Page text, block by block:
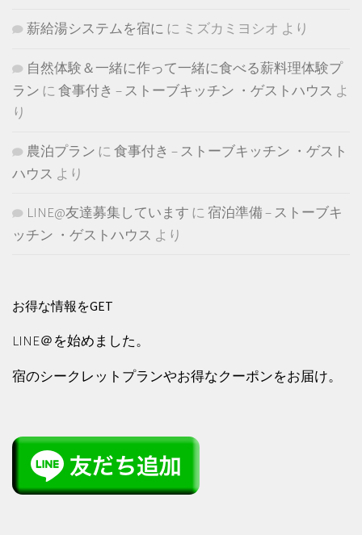
薪給湯システムを宿に に ミズカミヨシオ より
自然体験＆一緒に作って一緒に食べる薪料理体験プ
ラン に 食事付き – ストーブキッチン ・ゲストハウス よ
り
農泊プラン に 食事付き – ストーブキッチン ・ゲスト
ハウス より
LINE@友達募集しています に 宿泊準備 – ストーブキ
ッチン ・ゲストハウス より
お得な情報をGET
LINE＠を始めました。
宿のシークレットプランやお得なクーポンをお届け。